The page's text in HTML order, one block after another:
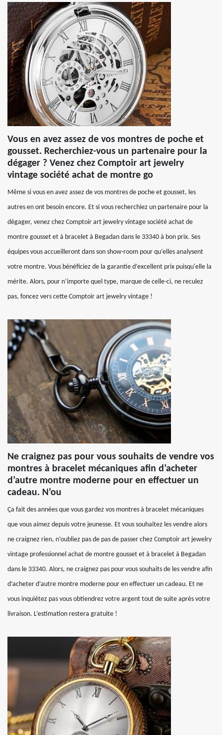
Vous en avez assez de vos montres de poche et
gousset. Recherchiez-vous un partenaire pour la
dégager ? Venez chez Comptoir art jewelry
vintage société achat de montre go
Même si vous en avez assez de vos montres de poche et gousset, les
autres en ont besoin encore. Et si vous recherchiez un partenaire pour la
dégager, venez chez Comptoir art jewelry vintage société achat de
montre gousset et à bracelet à Begadan dans le 33340 à bon prix. Ses
équipes vous accueilleront dans son show-room pour qu’elles analysent
votre montre. Vous bénéficiez de la garantie d’excellent prix puisqu'elle la
mérite. Alors, pour n’importe quel type, marque de celle-ci, ne reculez
pas, foncez vers cette Comptoir art jewelry vintage !
Ne craignez pas pour vous souhaits de vendre vos
montres à bracelet mécaniques afin d’acheter
d’autre montre moderne pour en effectuer un
cadeau. N’ou
Ça fait des années que vous gardez vos montres à bracelet mécaniques
que vous aimez depuis votre jeunesse. Et vous souhaitez les vendre alors
ne craignez rien, n’oubliez pas de pas de passer chez Comptoir art jewelry
vintage professionnel achat de montre gousset et à bracelet à Begadan
dans le 33340. Alors, ne craignez pas pour vous souhaits de les vendre afin
d’acheter d’autre montre moderne pour en effectuer un cadeau. Et ne
vous inquiétez pas vous obtiendrez votre argent tout de suite après votre
livraison. L’estimation restera gratuite !